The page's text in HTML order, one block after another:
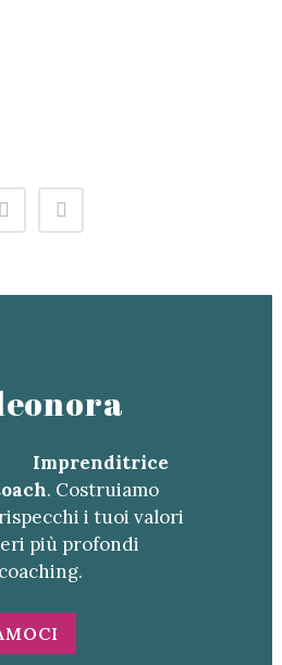
Imprenditrice
. Costruiamo
i tuoi valori
più profondi